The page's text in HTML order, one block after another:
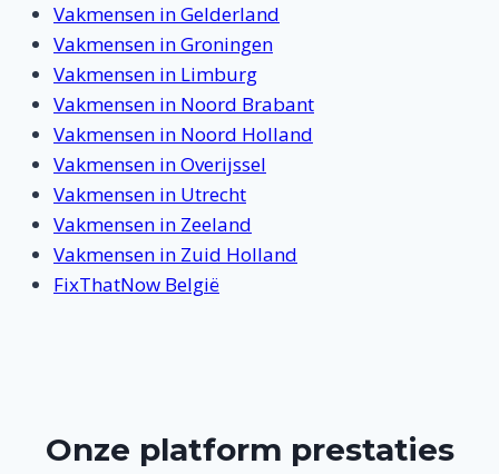
Vakmensen in Gelderland
Vakmensen in Groningen
Vakmensen in Limburg
Vakmensen in Noord Brabant
Vakmensen in Noord Holland
Vakmensen in Overijssel
Vakmensen in Utrecht
Vakmensen in Zeeland
Vakmensen in Zuid Holland
FixThatNow België
Onze platform prestaties